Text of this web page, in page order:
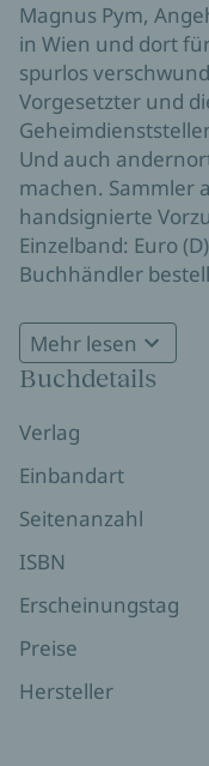
Magnus Pym,
in Wien und dort
spurlos
Vorgesetzter und
Und auch
machen. Sammler
handsignierte
Einzelband: Euro
Buchhändler
Große TV-Doku
Oktober 2023 auf
Mehr lesen
Buchdetails
Verlag
Einbandart
Seitenanzahl
ISBN
Erscheinungstag
Preise
Hersteller